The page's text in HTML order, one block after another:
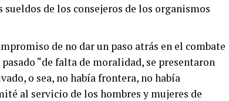
de los consejeros de los organismos
de no dar un paso atrás en el combate
“de falta de moralidad, se presentaron
o sea, no había frontera, no había
al servicio de los hombres y mujeres de